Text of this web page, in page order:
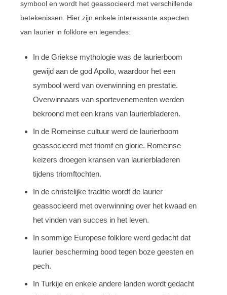
symbool en wordt het geassocieerd met verschillende
betekenissen. Hier zijn enkele interessante aspecten
van laurier in folklore en legendes:
In de Griekse mythologie was de laurierboom
gewijd aan de god Apollo, waardoor het een
symbool werd van overwinning en prestatie.
Overwinnaars van sportevenementen werden
bekroond met een krans van laurierbladeren.
In de Romeinse cultuur werd de laurierboom
geassocieerd met triomf en glorie. Romeinse
keizers droegen kransen van laurierbladeren
tijdens triomftochten.
In de christelijke traditie wordt de laurier
geassocieerd met overwinning over het kwaad en
het vinden van succes in het leven.
In sommige Europese folklore werd gedacht dat
laurier bescherming bood tegen boze geesten en
pech.
In Turkije en enkele andere landen wordt gedacht